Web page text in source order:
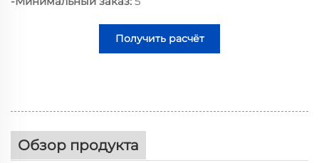
Получить расчёт
Обзор продукта